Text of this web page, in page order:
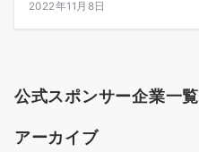
2022年11月8日
公式スポンサー企業一覧
アーカイブ